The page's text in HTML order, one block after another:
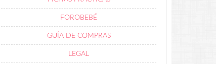
FOROBEBÉ
GUÍA DE COMPRAS
LEGAL